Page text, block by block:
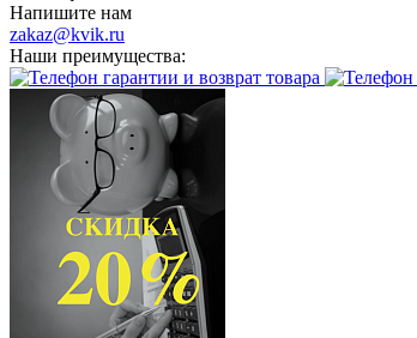
Напишите нам
zakaz@kvik.ru
Наши преимущества:
гарантии и возврат товара